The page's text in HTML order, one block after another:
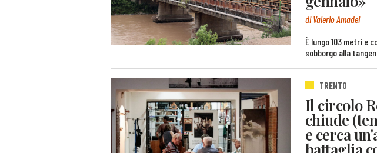
di Valerio Amadei
È lungo 103 metri e
sobborgo alla
TRENTO
Il circolo
chiude
e cerca
battaglia